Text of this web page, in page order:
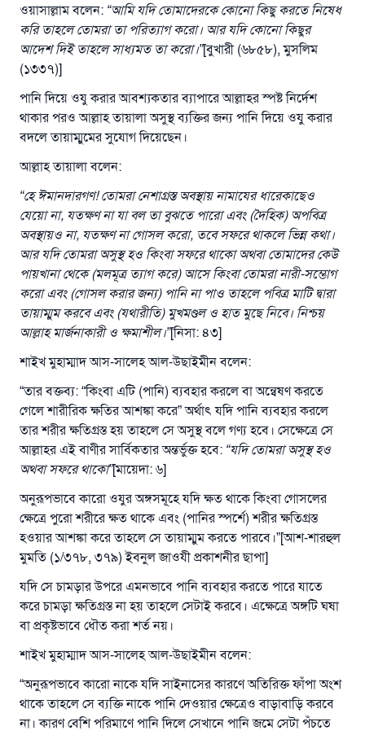
ওয়াসাল্লাম বলেন: “আমি যদি তোমাদেরকে কোনো কিছু করতে নিষেধ
করি তাহলে তোমরা তা পরিত্যাগ করো। আর যদি কোনো কিছুর
আদেশ দিই তাহলে সাধ্যমত তা করো।”[বুখারী (৬৮৫৮), মুসলিম
(১৩৩৭)]
পানি দিয়ে ওযু করার আবশ্যকতার ব্যাপারে আল্লাহর স্পষ্ট নির্দেশ
থাকার পরও আল্লাহ তায়ালা অসুস্থ ব্যক্তির জন্য পানি দিয়ে ওযু করার
বদলে তায়াম্মুমের সুযোগ দিয়েছেন।
আল্লাহ তায়ালা বলেন:
“হে ঈমানদারগণ! তোমরা নেশাগ্রস্ত অবস্থায় নামাযের ধারেকাছেও
যেয়ো না, যতক্ষণ না যা বল তা বুঝতে পারো এবং (দৈহিক) অপবিত্র
অবস্থায়ও না, যতক্ষণ না গোসল করো, তবে সফরে থাকলে ভিন্ন কথা।
আর যদি তোমরা অসুস্থ হও কিংবা সফরে থাকো অথবা তোমাদের কেউ
পায়খানা থেকে (মলমূত্র ত্যাগ করে) আসে কিংবা তোমরা নারী-সম্ভোগ
করো এবং (গোসল করার জন্য) পানি না পাও তাহলে পবিত্র মাটি দ্বারা
তায়াম্মুম করবে এবং (যথারীতি) মুখমণ্ডল ও হাত মুছে নিবে। নিশ্চয়
আল্লাহ মার্জনাকারী ও ক্ষমাশীল।”[নিসা: ৪৩]
শাইখ মুহাম্মাদ আস-সালেহ আল-উছাইমীন বলেন:
“তার বক্তব্য: “কিংবা এটি (পানি) ব্যবহার করলে বা অন্বেষণ করতে
গেলে শারীরিক ক্ষতির আশঙ্কা করে” অর্থাৎ যদি পানি ব্যবহার করলে
তার শরীর ক্ষতিগ্রস্ত হয় তাহলে সে অসুস্থ বলে গণ্য হবে। সেক্ষেত্রে সে
আল্লাহর এই বাণীর সার্বিকতার অন্তর্ভুক্ত হবে: “যদি তোমরা অসুস্থ হও
অথবা সফরে থাকো”[মায়েদা: ৬]
অনুরূপভাবে কারো ওযুর অঙ্গসমূহে যদি ক্ষত থাকে কিংবা গোসলের
ক্ষেত্রে পুরো শরীরে ক্ষত থাকে এবং (পানির স্পর্শে) শরীর ক্ষতিগ্রস্ত
হওয়ার আশঙ্কা করে তাহলে সে তায়াম্মুম করতে পারবে।”[আশ-শারহুল
মুমতি (১/৩৭৮, ৩৭৯) ইবনুল জাওযী প্রকাশনীর ছাপা]
যদি সে চামড়ার উপরে এমনভাবে পানি ব্যবহার করতে পারে যাতে
করে চামড়া ক্ষতিগ্রস্ত না হয় তাহলে সেটাই করবে। এক্ষেত্রে অঙ্গটি ঘষা
বা প্রকৃষ্টভাবে ধৌত করা শর্ত নয়।
শাইখ মুহাম্মাদ আস-সালেহ আল-উছাইমীন বলেন:
“অনুরূপভাবে কারো নাকে যদি সাইনাসের কারণে অতিরিক্ত ফাঁপা অংশ
থাকে তাহলে সে ব্যক্তি নাকে পানি দেওয়ার ক্ষেত্রেও বাড়াবাড়ি করবে
না। কারণ বেশি পরিমাণে পানি দিলে সেখানে পানি জমে সেটা পঁচতে
উত্তর নম্বর ১১০৮৪৫ একটি বিবাহ রক্ষা
করেছিল।
উম্মাহকে উত্তর দিতে আমাদেরকে সহযোগিতা করুন
রাসূল সাল্লাল্লাহু আলাইহি ওয়া সাল্লাম বলেছেন
যে ব্যক্তি সৎ কর্মের পথ দেখাবে সে সৎকর্মকারীর সমান
সওয়াব পাবে
(সহিহ মুসলিম; ১৮৯৩)